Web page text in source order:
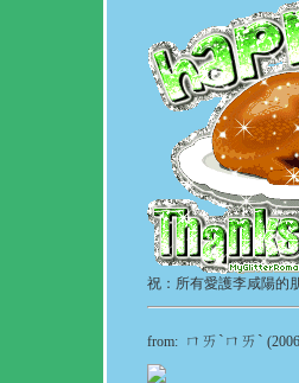
祝：所有愛護李咸陽的
from: ㄇㄞˋㄇㄞˋ